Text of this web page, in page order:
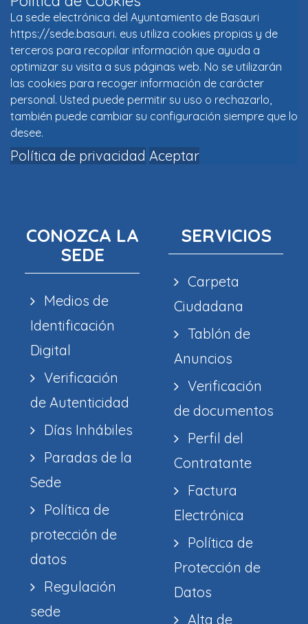
La sede electrónica del Ayuntamiento de Basauri
https://sede.basauri. eus utiliza cookies propias y de
terceros para recopilar información que ayuda a
optimizar su visita a sus páginas web. No se utilizarán
las cookies para recoger información de carácter
personal. Usted puede permitir su uso o rechazarlo,
también puede cambiar su configuración siempre que lo
desee.
Política de privacidad Aceptar
CONOZCA LA
SEDE
Medios de
Identificación
Digital
Verificación
de Autenticidad
Días Inhábiles
Paradas de la
Sede
Política de
protección de
datos
Regulación
sede
SERVICIOS
Carpeta
Ciudadana
Tablón de
Anuncios
Verificación
de documentos
Perfil del
Contratante
Factura
Electrónica
Política de
Protección de
Datos
Alta de